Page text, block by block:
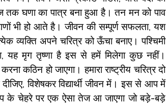
तक घणा का पात्र बना हुआ है। तन मन को पाव
भी हो आते है। जीवन की सम्पूर्ण सफलता, यश
व्यक्ति अपने चरित्र को ऊँचा बनाए। पश्चिमी
यह मृग तृष्णा है इस से हमें मिलेगा कुछ नहीं।
कठिन हो जाएगा। हमारा राष्ट्रीय चरित्र दो
विशेषकर विद्यार्थी जीवन में। इस से आप में
के चेहरे पर एक ऐसा तेज आ जाएगा जो बड़े-बड़े